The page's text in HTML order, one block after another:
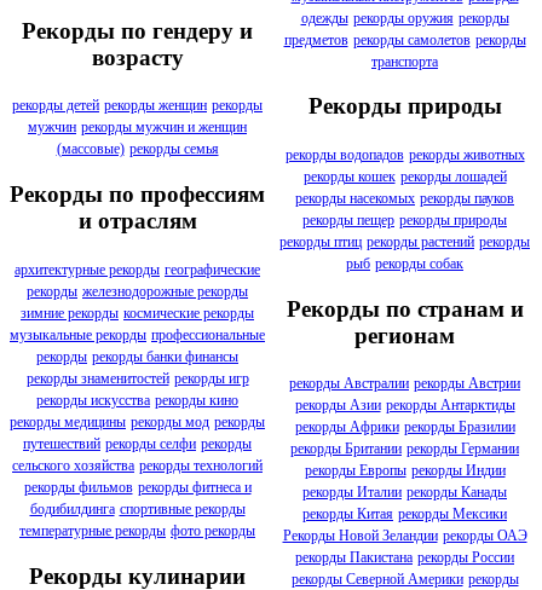
Рекорды по гендеру и
возрасту
рекорды детей рекорды женщин рекорды
мужчин рекорды мужчин и женщин
(массовые) рекорды семья
Рекорды по профессиям
и отраслям
архитектурные рекорды географические
рекорды железнодорожные рекорды
зимние рекорды космические рекорды
музыкальные рекорды профессиональные
рекорды рекорды банки финансы
рекорды знаменитостей рекорды игр
рекорды искусства рекорды кино
рекорды медицины рекорды мод рекорды
путешествий рекорды селфи рекорды
сельского хозяйства рекорды технологий
рекорды фильмов рекорды фитнеса и
бодибилдинга спортивные рекорды
температурные рекорды фото рекорды
Рекорды кулинарии
одежды рекорды оружия рекорды
предметов рекорды самолетов рекорды
транспорта
Рекорды природы
рекорды водопадов рекорды животных
рекорды кошек рекорды лошадей
рекорды насекомых рекорды пауков
рекорды пещер рекорды природы
рекорды птиц рекорды растений рекорды
рыб рекорды собак
Рекорды по странам и
регионам
рекорды Австралии рекорды Австрии
рекорды Азии рекорды Антарктиды
рекорды Африки рекорды Бразилии
рекорды Британии рекорды Германии
рекорды Европы рекорды Индии
рекорды Италии рекорды Канады
рекорды Китая рекорды Мексики
Рекорды Новой Зеландии рекорды ОАЭ
рекорды Пакистана рекорды России
рекорды Северной Америки рекорды